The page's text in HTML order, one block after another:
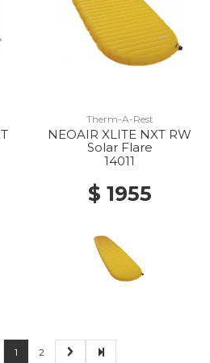
Therm-A-Rest
NEOAIR XLITE NXT RW
Solar Flare
14011
$ 1955
1 2